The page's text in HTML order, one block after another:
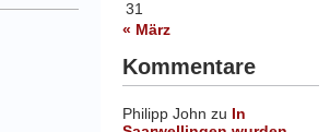
31
« März
Kommentare
Philipp John zu In